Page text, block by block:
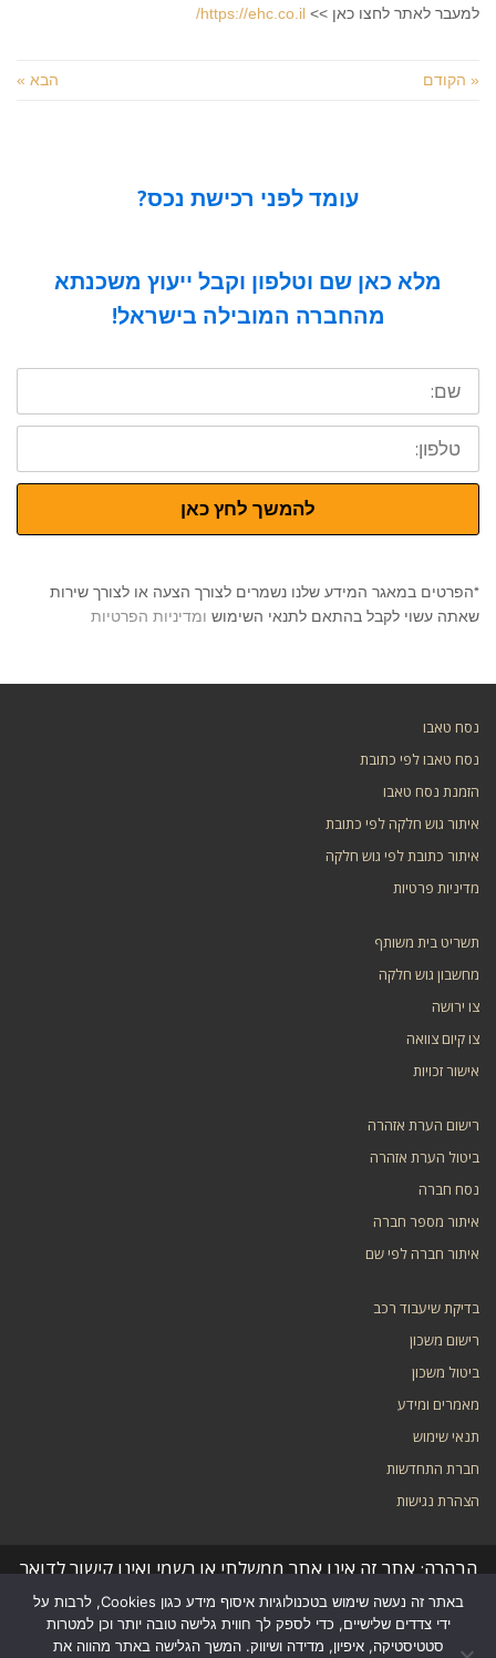
למעבר לאתר לחצו כאן >> https://ehc.co.il/
« הקודם הבא »
עומד לפני רכישת נכס?
מלא כאן שם וטלפון וקבל ייעוץ משכנתא
מהחברה המובילה בישראל!
שם:
טלפון:
להמשך לחץ כאן
*הפרטים במאגר המידע שלנו נשמרים לצורך הצעה או לצורך שירות
שאתה עשוי לקבל בהתאם לתנאי השימוש ומדיניות הפרטיות
נסח טאבו
נסח טאבו לפי כתובת
הזמנת נסח טאבו
איתור גוש חלקה לפי כתובת
איתור כתובת לפי גוש חלקה
מדיניות פרטיות
תשריט בית משותף
מחשבון גוש חלקה
צו ירושה
צו קיום צוואה
אישור זכויות
רישום הערת אזהרה
ביטול הערת אזהרה
נסח חברה
איתור מספר חברה
איתור חברה לפי שם
בדיקת שיעבוד רכב
רישום משכון
ביטול משכון
מאמרים ומידע
תנאי שימוש
חברת התחדשות
הצהרת נגישות
הבהרה: אתר זה אינו אתר ממשלתי או רשמי ואינו קישור לדואר
ישראל. המידע באתר נאסף מרחבי הרשת והוא אינו מידע
באתר זה נעשה שימוש בטכנולוגיות איסוף מידע כגון Cookies, לרבות על
ידי צדדים שלישיים, כדי לספק לך חווית גלישה טובה יותר וכן למטרות
סטטיסטיקה, איפיון, מדידה ושיווק. המשך הגלישה באתר מהווה את